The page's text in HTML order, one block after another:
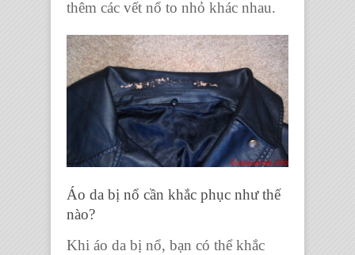
thêm các vết nổ to nhỏ khác nhau.
Áo da bị nổ cần khắc phục như thế
nào?
Khi áo da bị nổ, bạn có thể khắc